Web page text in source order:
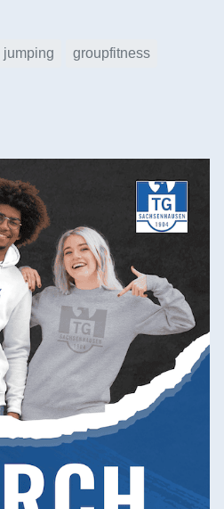
jumping groupfitness